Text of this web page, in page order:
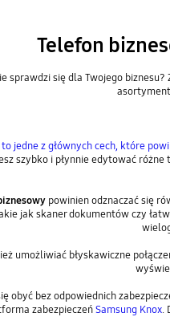
Telefon
sprawdzi się dla Twojego
jedne z głównych cech, które
szybko i płynnie edytować
powinien odznaczać się
jak skaner dokumentów czy
umożliwiać błyskawiczne
obyć bez odpowiednich
zabezpieczeńSamsung Knox.